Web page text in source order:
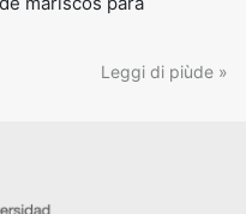
Leggi di piùde »